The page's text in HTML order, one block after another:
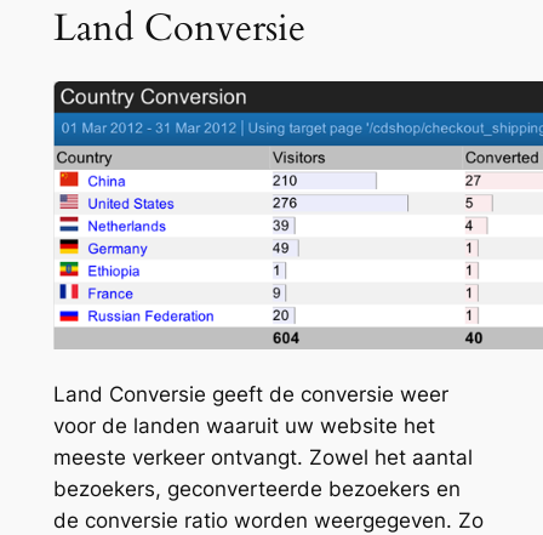
Land Conversie
Land Conversie geeft de conversie weer
voor de landen waaruit uw website het
meeste verkeer ontvangt. Zowel het aantal
bezoekers, geconverteerde bezoekers en
de conversie ratio worden weergegeven. Zo